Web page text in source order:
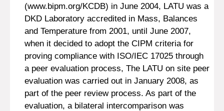
(www.bipm.org/KCDB) in June 2004, LATU was a
DKD Laboratory accredited in Mass, Balances
and Temperature from 2001, until June 2007,
when it decided to adopt the CIPM criteria for
proving compliance with ISO/IEC 17025 through
a peer evaluation process, The LATU on site peer
evaluation was carried out in January 2008, as
part of the peer review process. As part of the
evaluation, a bilateral intercomparison was